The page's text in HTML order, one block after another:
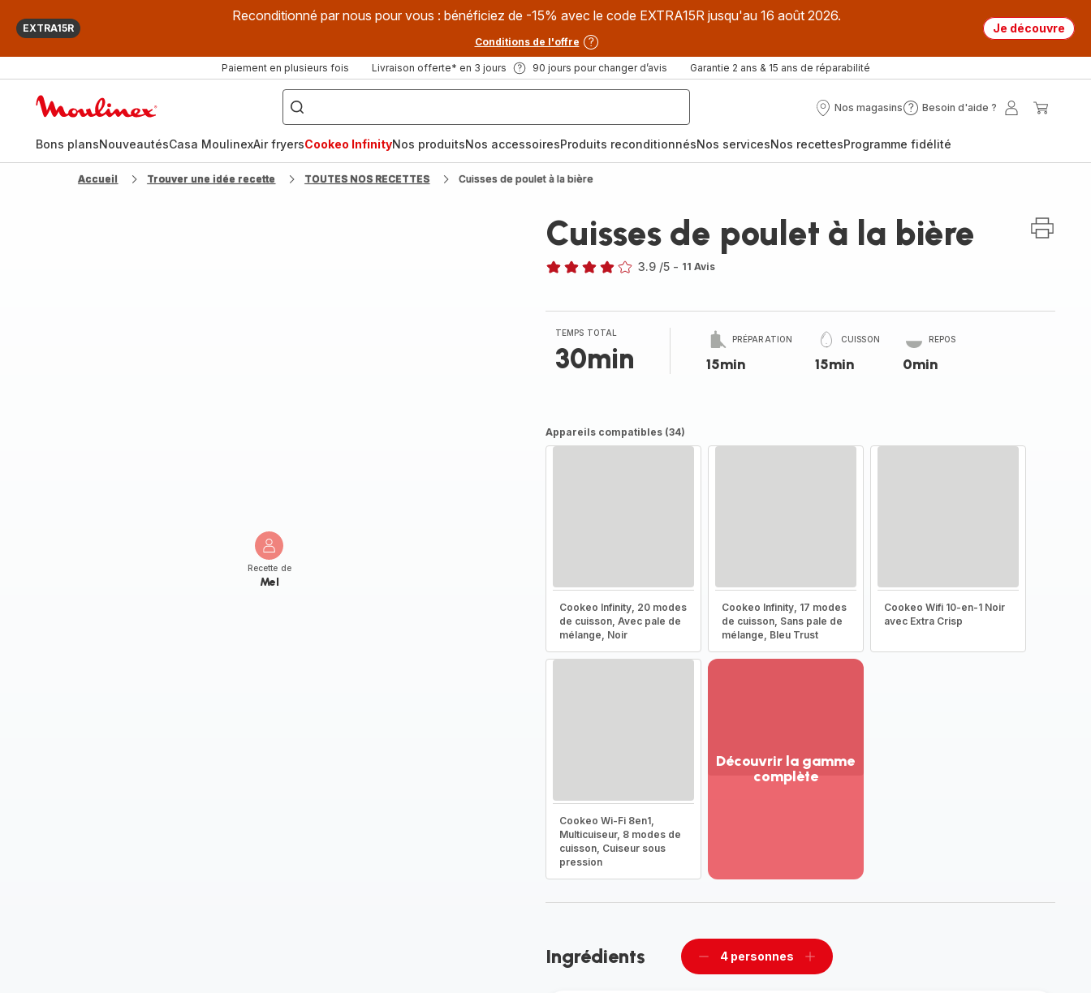
EXTRA15R
Reconditionné par nous pour vous : bénéficiez de -15% avec le code EXTRA15R jusqu'au 16 août 2026.
Conditions de l'offre
Je découvre
Paiement en plusieurs fois Livraison offerte* en 3 jours 90 jours pour changer d’avis Garantie 2 ans & 15 ans de réparabilité
["Que
recherchez-
vous
?",
fryer",
"Companion"]
Nos magasins
Nos
Besoin d'aide ?
Besoin
?
Mon
Bons plansNouveautésCasa MoulinexAir fryersCookeo InfinityNos produitsNos accessoiresProduits reconditionnésNos servicesNos recettesProgramme fidélité
Accueil Trouver une idée recette TOUTES NOS RECETTES Cuisses de poulet à la bière
Recette de
Mel
Cuisses de poulet à la bière
3.9 /5 - 11 Avis
TEMPS TOTAL
30min
PRÉPARATION
15min
CUISSON
15min
REPOS
0min
Appareils compatibles (34)
Cookeo Infinity, 20 modes
de cuisson, Avec pale de
mélange, Noir
Cookeo Infinity, 17 modes
de cuisson, Sans pale de
mélange, Bleu Trust
Cookeo Wifi 10-en-1 Noir
avec Extra Crisp
Cookeo Wi-Fi 8en1,
Multicuiseur, 8 modes de
cuisson, Cuiseur sous
pression
Découvrir la gamme
complète
-
Ingrédients
Supprimer
4 personnes
Ajouter